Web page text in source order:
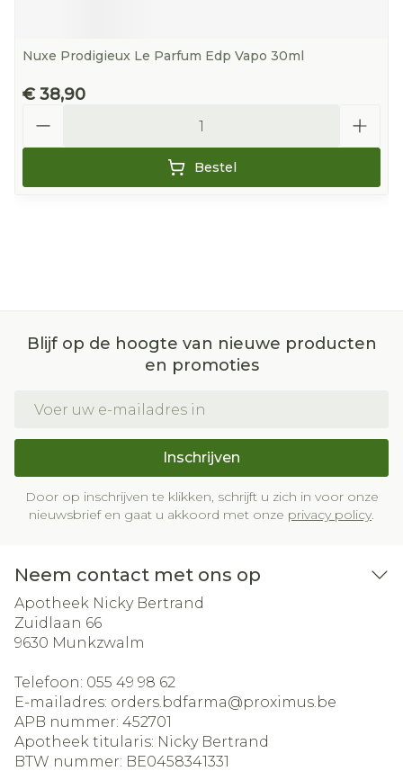
Nuxe Prodigieux Le Parfum Edp Vapo 30ml
€ 38,90
Bestel
Blijf op de hoogte van nieuwe producten
en promoties
Inschrijven
Door op inschrijven te klikken, schrijft u zich in voor onze
nieuwsbrief en gaat u akkoord met onze privacy policy.
Neem contact met ons op
Apotheek Nicky Bertrand
Zuidlaan 66
9630 Munkzwalm
Telefoon: 055 49 98 62
E-mailadres: orders.bdfarma@proximus.be
APB nummer: 452701
Apotheek titularis: Nicky Bertrand
BTW nummer: BE0458341331